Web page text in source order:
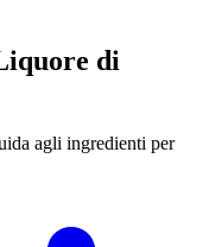
di
agli ingredienti per